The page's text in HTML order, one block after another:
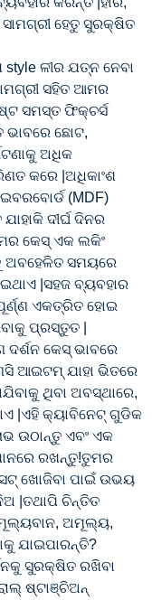
ହେତୁ ସୁରକ୍ଷିତ
ଳୀର ଯତ୍ନ ନେବା
ସହିତ ଆମର
ସମସ୍ତ ଫିକ୍ଚର୍ସ
ଭାବରେ ଛୋଟ,
ଅଧିକ
କରେ |ଅଧିକାଂଶ
(MDF)
ଦୀର୍ଘ ଦିନର
କେସ୍ ଏକ ଲକିଂ
ଅବହେଳିତ ସମୟରେ
|ସହଜ ବ୍ୟବହାର
ଏକତ୍ରିତ ହୋଇ
ପ୍ରସ୍ତୁତ |
କେସ୍ ଭାବରେ
ଆଇଟମ୍ ଯାହା ଭିତରେ
ଥିବା ଅବସ୍ଥାରେ,
|ଏହି କ୍ୟାବିନେଟ୍ ଗୁଡିକ
ଉଠାନ୍ତୁ ଏବଂ ଏକ
ରଖନ୍ତୁ!ତୁମର
ଖୋଜିବା ପାଇଁ ଉଭୟ
|ତଥାପି ଚିନ୍ତିତ
ଅମୂଲ୍ୟ,
ଯାଇପାରନ୍ତି?
ସୁରକ୍ଷିତ ରଖିବା
ଷ୍ଟାଞ୍ଚିଅନ୍